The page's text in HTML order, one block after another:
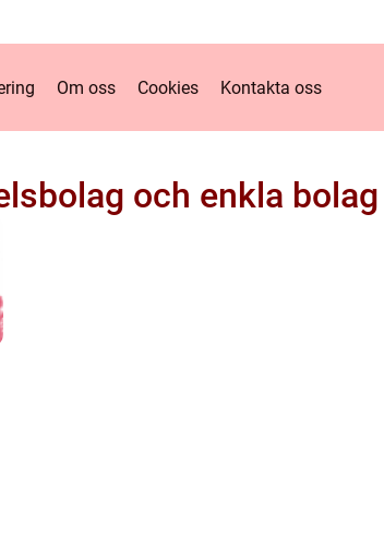
Om oss Cookies Kontakta oss
och enkla bolag